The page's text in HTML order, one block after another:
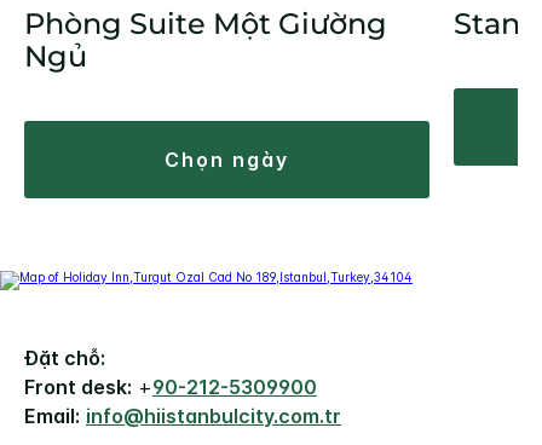
Phòng Suite Một Giường
Ngủ
chọn ngày
Đặt chỗ:
Front desk: +90-212-5309900
Email: info@hiistanbulcity.com.tr